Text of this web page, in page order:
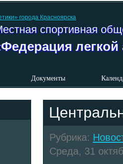
спортивная
легкой
Документы
Рубрика:
Среда, 31